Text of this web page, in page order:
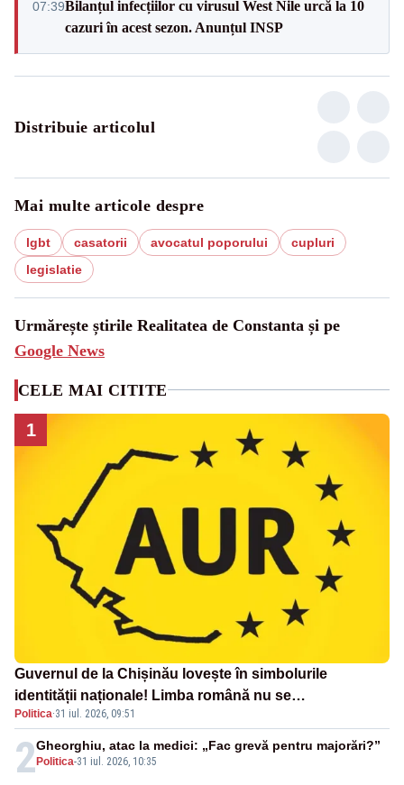
07:39Bilanțul infecțiilor cu virusul West Nile urcă la 10
cazuri în acest sezon. Anunțul INSP
Distribuie articolul
Mai multe articole despre
lgbt casatorii avocatul poporului
cupluri
legislatie
Urmărește știrile Realitatea de Constanta și pe
Google News
CELE MAI CITITE
1
Guvernul de la Chișinău lovește în simbolurile
identității naționale! Limba română nu se
economisește! Limba română se sărbătorește!
Politica·31 iul. 2026, 09:51
2 Politica-31 iul. 2026, 10:35
Gheorghiu, atac la medici: „Fac grevă pentru majorări?”